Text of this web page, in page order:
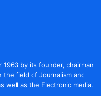
1963 by its founder, chairman
the field of Journalism and
well as the Electronic media.